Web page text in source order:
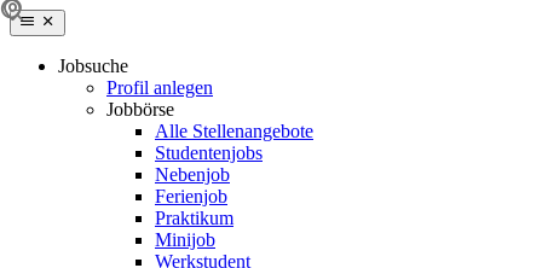
Jobsuche
Profil anlegen
Jobbörse
Alle Stellenangebote
Studentenjobs
Nebenjob
Ferienjob
Praktikum
Minijob
Werkstudent